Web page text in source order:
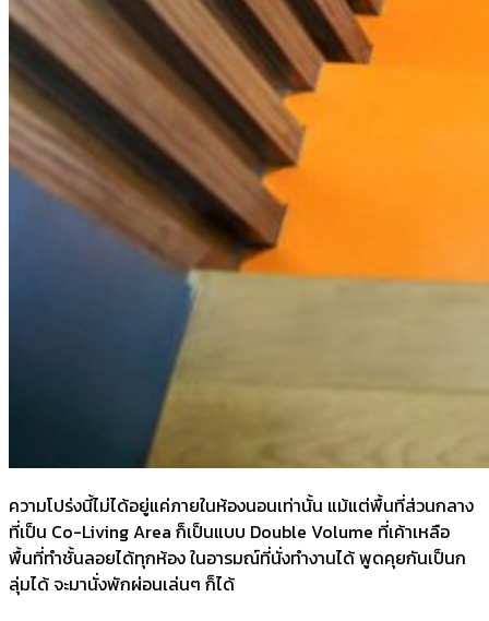
ความโปร่งนี้ไม่ได้อยู่แค่ภายในห้องนอนเท่านั้น แม้แต่พื้นที่ส่วนกลาง
ที่เป็น Co-Living Area ก็เป็นแบบ Double Volume ที่เค้าเหลือ
พื้นที่ทำชั้นลอยได้ทุกห้อง ในอารมณ์ที่นั่งทำงานได้ พูดคุยกันเป็นก
ลุ่มได้ จะมานั่งพักผ่อนเล่นๆ ก็ได้